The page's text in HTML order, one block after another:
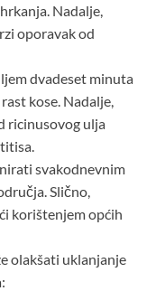
Nadalje,
oporavak od
dvadeset minuta
kose. Nadalje,
ricinusovog ulja
svakodnevnim
Slično,
korištenjem općih
olakšati uklanjanje